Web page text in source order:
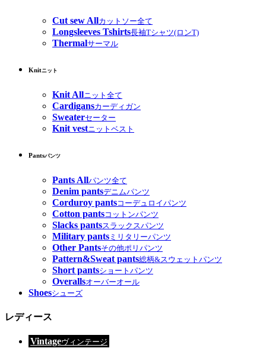
Cut sew Allカットソー全て
Longsleeves Tshirts長袖Tシャツ(ロンT)
Thermalサーマル
Knitニット
Knit Allニット全て
Cardigansカーディガン
Sweaterセーター
Knit vestニットベスト
Pantsパンツ
Pants Allパンツ全て
Denim pantsデニムパンツ
Corduroy pantsコーデュロイパンツ
Cotton pantsコットンパンツ
Slacks pantsスラックスパンツ
Military pants ミリタリーパンツ
Other Pantsその他ポリパンツ
Pattern&Sweat pants総柄&スウェットパンツ
Short pantsショートパンツ
Overallsオーバーオール
Shoesシューズ
レディース
Vintageヴィンテージ